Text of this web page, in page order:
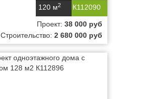
К112090
120 м2
Проект: 38 000 руб
Строительство: 2 680 000 руб